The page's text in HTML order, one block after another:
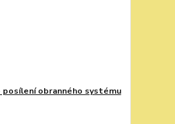
posílení obranného systému